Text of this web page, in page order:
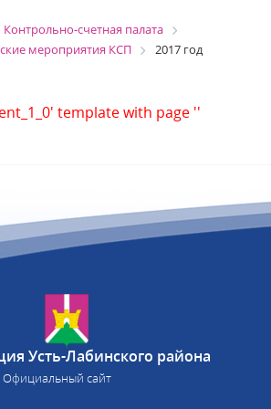
Контрольно-счетная палата
мероприятия КСП
2017 год
template with page ''
Усть-Лабинского района
Официальный сайт